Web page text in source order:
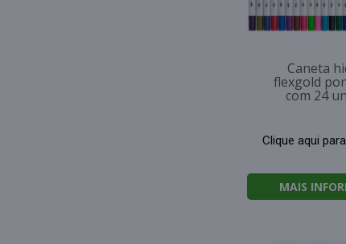
Caneta
flexgold
com 24
Clique aqui
MAIS